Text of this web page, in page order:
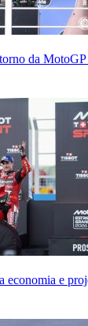
da
economia e